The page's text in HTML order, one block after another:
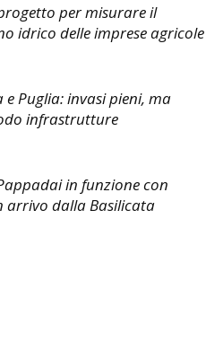
per misurare il
idrico delle imprese agricole
e Puglia: invasi pieni, ma
infrastrutture
in funzione con
arrivo dalla Basilicata